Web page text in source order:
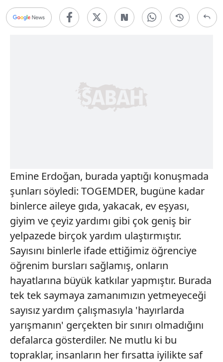
Emine Erdoğan, burada yaptığı konuşmada
şunları söyledi: TOGEMDER, bugüne kadar
binlerce aileye gıda, yakacak, ev eşyası,
giyim ve çeyiz yardımı gibi çok geniş bir
yelpazede birçok yardım ulaştırmıştır.
Sayısını binlerle ifade ettiğimiz öğrenciye
öğrenim bursları sağlamış, onların
hayatlarına büyük katkılar yapmıştır. Burada
tek tek saymaya zamanımızın yetmeyeceği
sayısız yardım çalışmasıyla 'hayırlarda
yarışmanın' gerçekten bir sınırı olmadığını
defalarca gösterdiler. Ne mutlu ki bu
topraklar, insanların her fırsatta iyilikte saf